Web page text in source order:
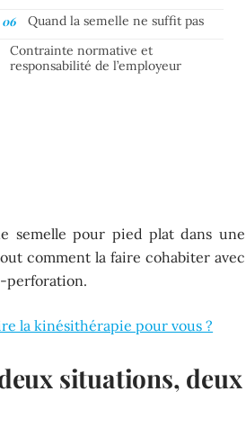
Quand la semelle ne suffit pas
Contrainte normative et
responsabilité de l’employeur
semelle pour pied plat dans une
comment la faire cohabiter avec
perforation.
la kinésithérapie pour vous ?
situations, deux